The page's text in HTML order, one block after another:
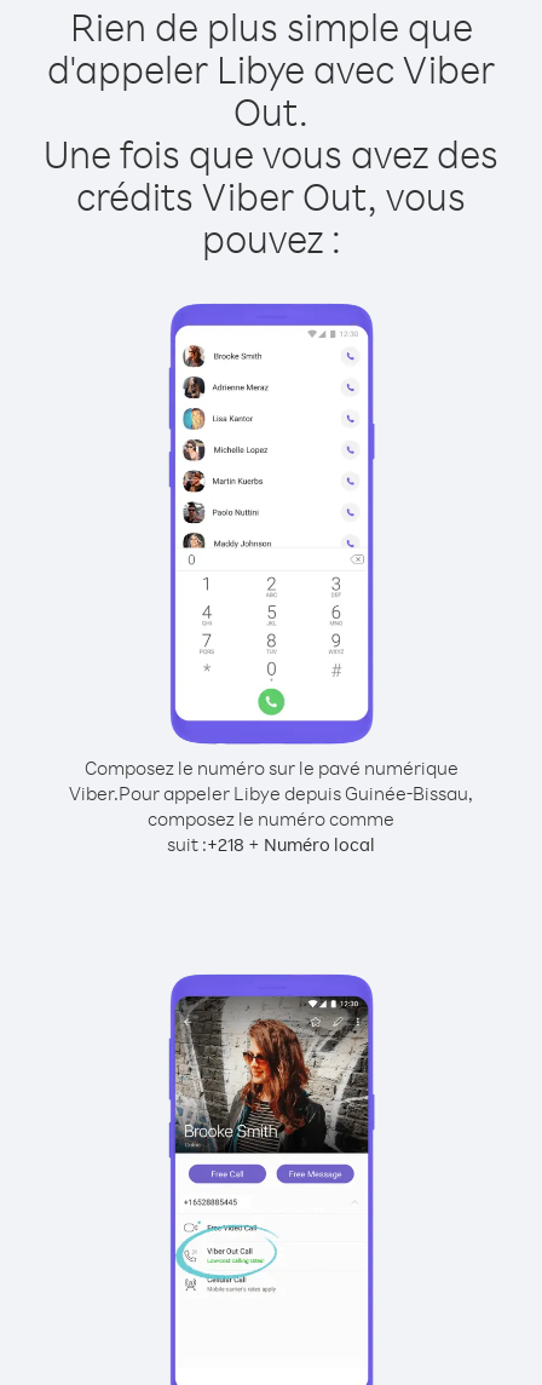
Rien de plus simple que
d'appeler Libye avec Viber
Out.
Une fois que vous avez des
crédits Viber Out, vous
pouvez :
Composez le numéro sur le pavé numérique
Viber.Pour appeler Libye depuis Guinée-Bissau,
composez le numéro comme
suit :+218 + Numéro local